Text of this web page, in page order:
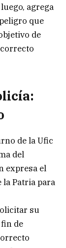
agrega
que
de
de la Ufic
del
expresa el
la Patria para
su
de